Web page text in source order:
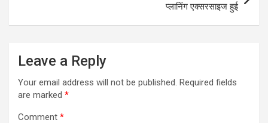
प्लानिंग एक्सरसाइज हुई
Leave a Reply
Your email address will not be published. Required fields
are marked *
Comment *